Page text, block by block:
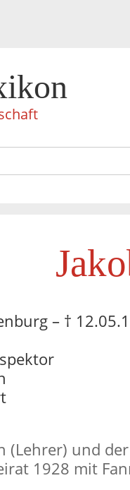
– †
(Lehrer) und
1928 mit